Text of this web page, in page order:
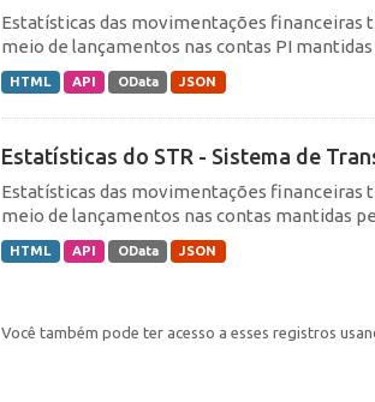
Estatísticas das movimentações financeiras
meio de lançamentos nas contas PI
HTML API OData JSON
Estatísticas do STR - Sistema de
Estatísticas das movimentações financeiras
meio de lançamentos nas contas mantidas
HTML API OData JSON
Você também pode ter acesso a esses registros